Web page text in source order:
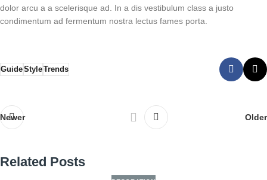
dolor arcu a a scelerisque ad. In a dis vestibulum class a justo
condimentum ad fermentum nostra lectus fames porta.
GuideStyleTrends
Newer Older
Related Posts